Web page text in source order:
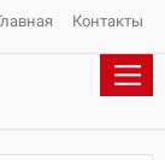
Контакты